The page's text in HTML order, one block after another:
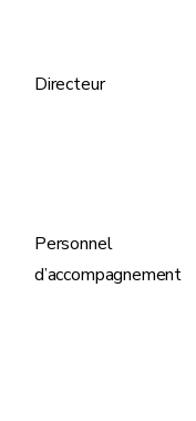
Directeur
Personnel
d’accompagnement